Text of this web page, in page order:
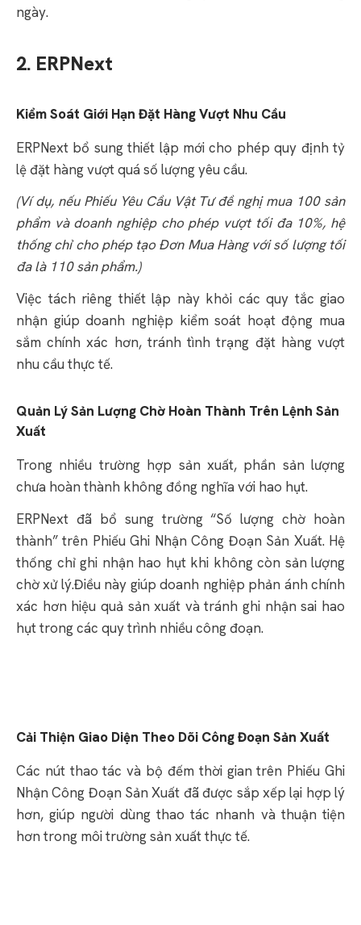
ngày.
2. ERPNext
Kiểm Soát Giới Hạn Đặt Hàng Vượt Nhu Cầu
ERPNext bổ sung thiết lập mới cho phép quy định tỷ
lệ đặt hàng vượt quá số lượng yêu cầu.
(Ví dụ, nếu Phiếu Yêu Cầu Vật Tư đề nghị mua 100 sản
phẩm và doanh nghiệp cho phép vượt tối đa 10%, hệ
thống chỉ cho phép tạo Đơn Mua Hàng với số lượng tối
đa là 110 sản phẩm.)
Việc tách riêng thiết lập này khỏi các quy tắc giao
nhận giúp doanh nghiệp kiểm soát hoạt động mua
sắm chính xác hơn, tránh tình trạng đặt hàng vượt
nhu cầu thực tế.
Quản Lý Sản Lượng Chờ Hoàn Thành Trên Lệnh Sản
Xuất
Trong nhiều trường hợp sản xuất, phần sản lượng
chưa hoàn thành không đồng nghĩa với hao hụt.
ERPNext đã bổ sung trường “Số lượng chờ hoàn
thành” trên Phiếu Ghi Nhận Công Đoạn Sản Xuất. Hệ
thống chỉ ghi nhận hao hụt khi không còn sản lượng
chờ xử lý.Điều này giúp doanh nghiệp phản ánh chính
xác hơn hiệu quả sản xuất và tránh ghi nhận sai hao
hụt trong các quy trình nhiều công đoạn.
Cải Thiện Giao Diện Theo Dõi Công Đoạn Sản Xuất
Các nút thao tác và bộ đếm thời gian trên Phiếu Ghi
Nhận Công Đoạn Sản Xuất đã được sắp xếp lại hợp lý
hơn, giúp người dùng thao tác nhanh và thuận tiện
hơn trong môi trường sản xuất thực tế.